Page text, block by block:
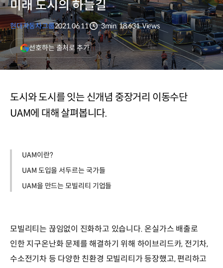
미래 도시의 하늘길
현대자동차그룹2021.06.11
분량
3min
조회수
18,631 Views
선호하는 출처로 추가(새
창
열림)
도시와 도시를 잇는 신개념 중장거리 이동수단
UAM에 대해 살펴봅니다.
UAM이란?
UAM 도입을 서두르는 국가들
UAM을 만드는 모빌리티 기업들
모빌리티는 끊임없이 진화하고 있습니다. 온실가스 배출로
인한 지구온난화 문제를 해결하기 위해 하이브리드카, 전기차,
수소전기차 등 다양한 친환경 모빌리티가 등장했고, 편리하고